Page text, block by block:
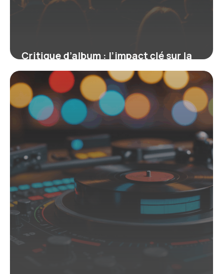
Critique d’album : l’impact clé sur la
scène musicale actuelle
19 juin 2026